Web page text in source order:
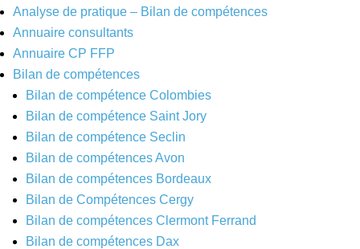
Analyse de pratique – Bilan de compétences
Annuaire consultants
Annuaire CP FFP
Bilan de compétences
Bilan de compétence Colombies
Bilan de compétence Saint Jory
Bilan de compétence Seclin
Bilan de compétences Avon
Bilan de compétences Bordeaux
Bilan de Compétences Cergy
Bilan de compétences Clermont Ferrand
Bilan de compétences Dax